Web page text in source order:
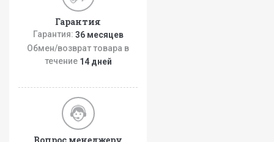
Гарантия
Гарантия: 36 месяцев
Обмен/возврат товара в
течение 14 дней